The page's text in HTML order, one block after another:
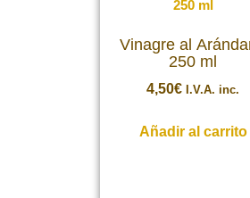
Vinagre al
250 ml
4,50€ I.V.A. inc.
Añadir al carrito